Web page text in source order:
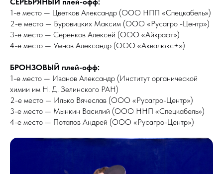
1-е место — Цветков Александр (ООО НПП «Спецкабель»)
2-е место — Буровицких Максим (ООО «Русагро -Центр»)
3-е место — Серенков Алексей (ООО «Айкрафт»)
4-е место — Умнов Александр (ООО «Аквалюкс+»)
БРОНЗОВЫЙ плей-офф:
1-е место — Иванов Александр (Институт органической
химии им Н. Д. Зелинского РАН)
2-е место — Илько Вячеслав (ООО «Русагро-Центр»)
3-е место — Мынкин Василий (ООО ННП «Спецкабель»)
4-е место — Потапов Андрей (ООО «Русагро-Центр»)